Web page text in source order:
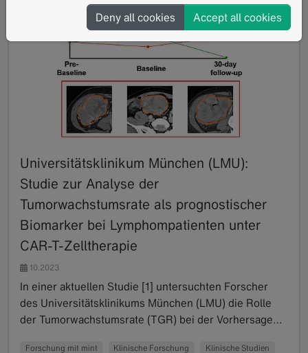
Universitätsklinikum München (LMU):
Studie zur Analyse der
Tumorwachstumsrate als prognostischer
Biomarker bei Lymphompatienten unter
CAR-T-Zelltherapie
10.2023
In einer aktuellen Studie [1] untersuchten Forscher
des Universitätsklinikums München (LMU) die Rolle
der Tumorwachstumsrate (TGR) bei der Vorhersage…
Forschung mit mint Klinische Forschung Klinische Studien
Deny all cookies Accept all cookies